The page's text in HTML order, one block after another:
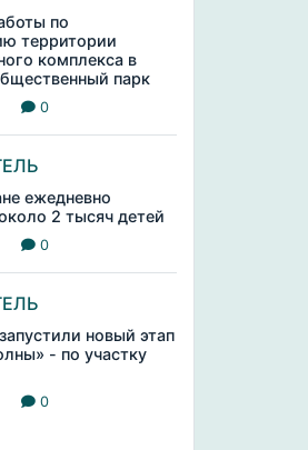
по
территории
комплекса в
парк
0
ежедневно
2 тысяч детей
0
новый этап
- по участку
0